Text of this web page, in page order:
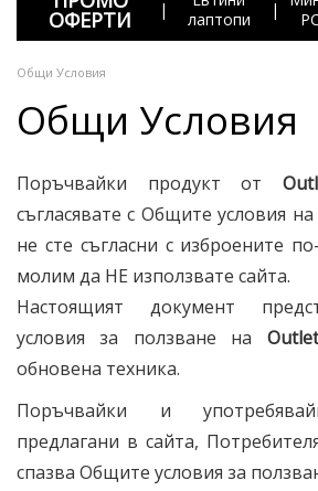
ОФЕРТИ |
лаптопи
|
PC
Общи Условия
Общи Условия
Поръчвайки продукт от
съгласявате с Общите условия на
не сте съгласни с изброените
молим да НЕ използвате сайта.
Настоящият документ
условия за ползване на
обновена техника.
Поръчвайки и
предлагани в сайта,
спазва Общите условия за